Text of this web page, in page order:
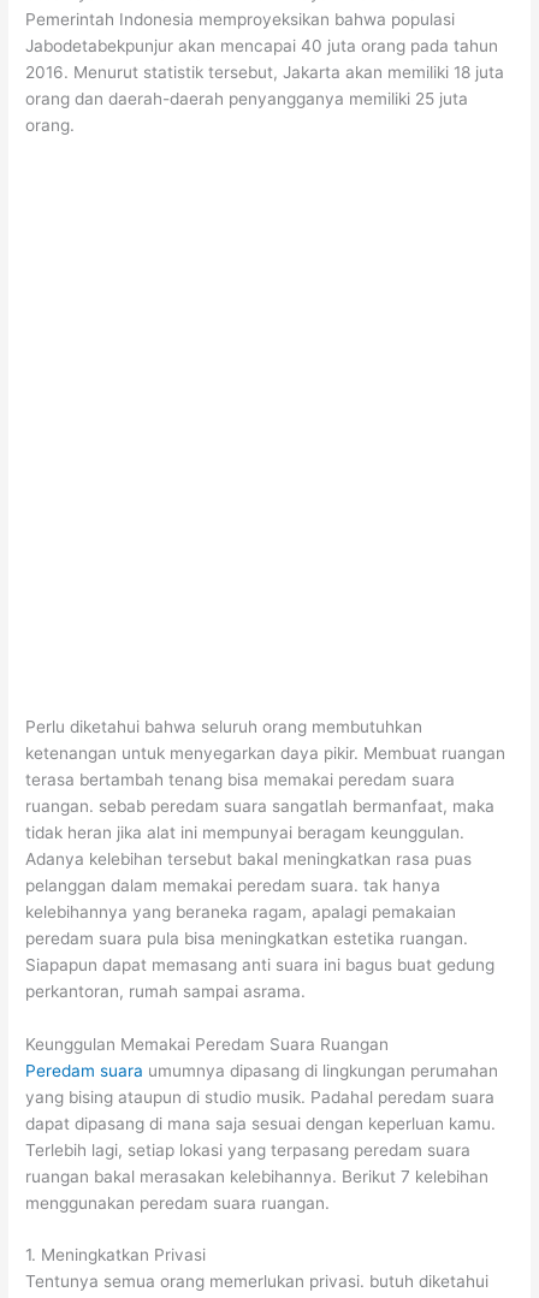
Pemerintah Indonesia memproyeksikan bahwa populasi
Jabodetabekpunjur akan mencapai 40 juta orang pada tahun
2016. Menurut statistik tersebut, Jakarta akan memiliki 18 juta
orang dan daerah-daerah penyangganya memiliki 25 juta
orang.
Perlu diketahui bahwa seluruh orang membutuhkan
ketenangan untuk menyegarkan daya pikir. Membuat ruangan
terasa bertambah tenang bisa memakai peredam suara
ruangan. sebab peredam suara sangatlah bermanfaat, maka
tidak heran jika alat ini mempunyai beragam keunggulan.
Adanya kelebihan tersebut bakal meningkatkan rasa puas
pelanggan dalam memakai peredam suara. tak hanya
kelebihannya yang beraneka ragam, apalagi pemakaian
peredam suara pula bisa meningkatkan estetika ruangan.
Siapapun dapat memasang anti suara ini bagus buat gedung
perkantoran, rumah sampai asrama.
Keunggulan Memakai Peredam Suara Ruangan
Peredam suara umumnya dipasang di lingkungan perumahan
yang bising ataupun di studio musik. Padahal peredam suara
dapat dipasang di mana saja sesuai dengan keperluan kamu.
Terlebih lagi, setiap lokasi yang terpasang peredam suara
ruangan bakal merasakan kelebihannya. Berikut 7 kelebihan
menggunakan peredam suara ruangan.
1. Meningkatkan Privasi
Tentunya semua orang memerlukan privasi. butuh diketahui